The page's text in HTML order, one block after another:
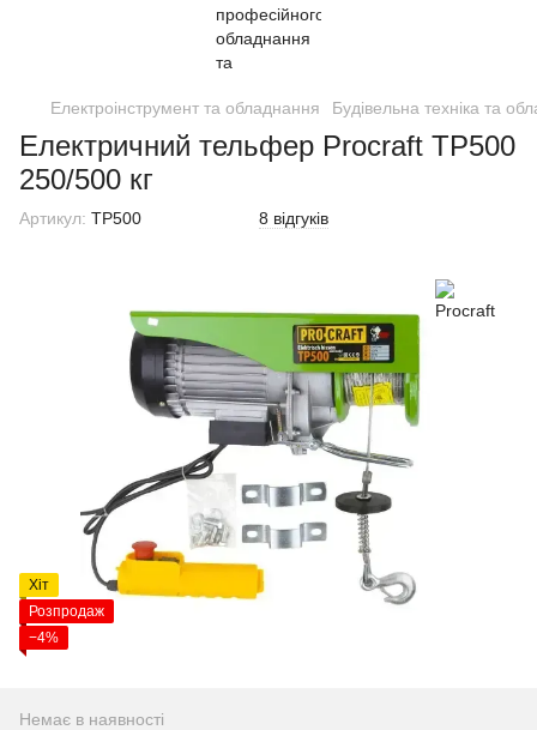
Електроінструмент та обладнання Будівельна техніка та
Електричний тельфер Procraft TP500
250/500 кг
Артикул: TP500 8 відгуків
Хіт
Розпродаж
−4%
Немає в наявності